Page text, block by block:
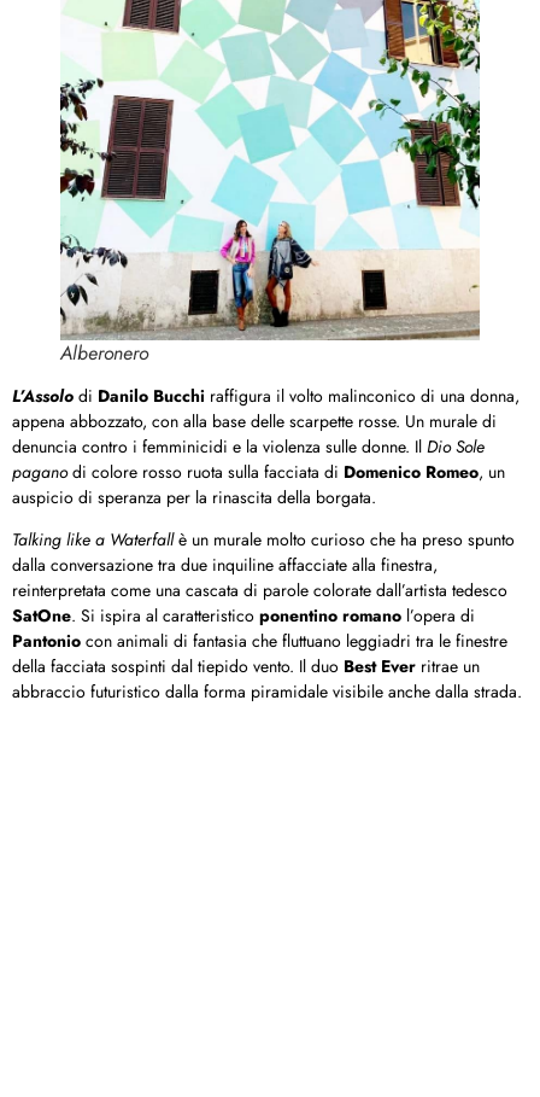
Alberonero
L’Assolo di Danilo Bucchi raffigura il volto malinconico di una donna,
appena abbozzato, con alla base delle scarpette rosse. Un murale di
denuncia contro i femminicidi e la violenza sulle donne. Il Dio Sole
paganodi colore rosso ruota sulla facciata di Domenico Romeo, un
auspicio di speranza per la rinascita della borgata.
Talking like a Waterfallè un murale molto curioso che ha preso spunto
dalla conversazione tra due inquiline affacciate alla finestra,
reinterpretata come una cascata di parole colorate dall’artista tedesco
SatOne. Si ispira al caratteristico ponentino romano l’opera di
Pantonio con animali di fantasia che fluttuano leggiadri tra le finestre
della facciata sospinti dal tiepido vento. Il duo Best Ever ritrae un
abbraccio futuristico dalla forma piramidale visibile anche dalla strada.